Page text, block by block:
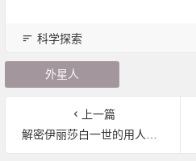
科学探索
外星人
上一篇
解密伊丽莎白一世的用人政策：英国由衰而兴的主宰力量